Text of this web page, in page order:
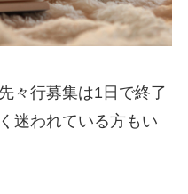
々行募集は1日で終了
迷われている方もい